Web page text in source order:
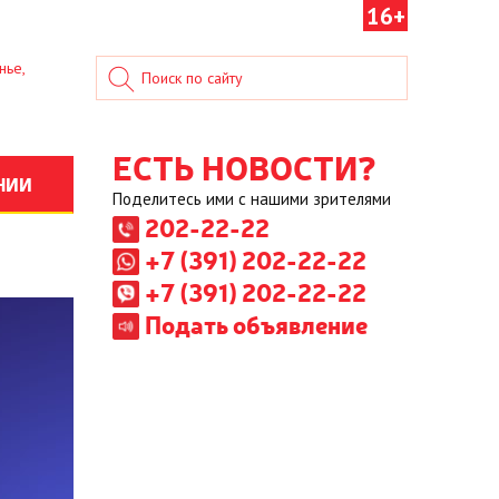
16+
ЕСТЬ НОВОСТИ?
Поделитесь ими с нашими зрителями
202-22-22
+7 (391) 202-22-22
+7 (391) 202-22-22
Подать объявление